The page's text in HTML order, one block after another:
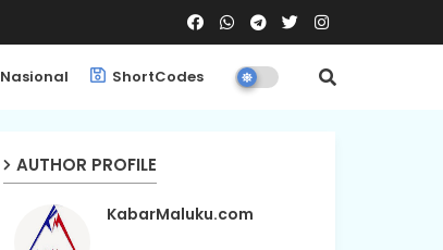
Nasional ShortCodes
AUTHOR PROFILE
KabarMaluku.com